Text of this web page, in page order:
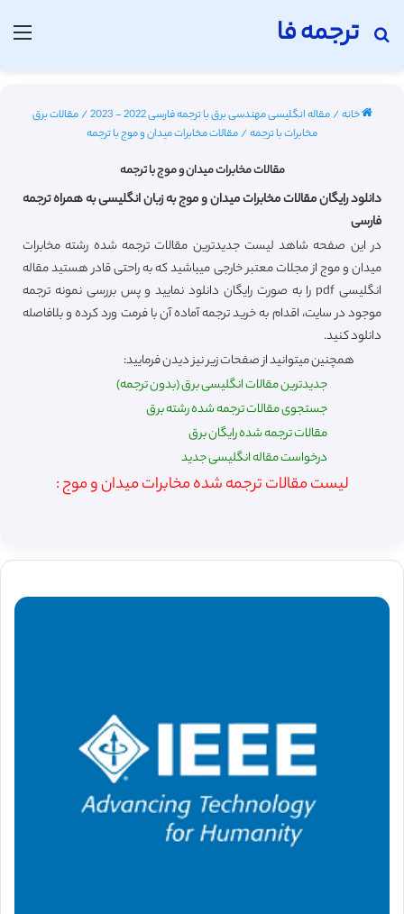
ترجمه فا
جستجو برای
خانه/مقاله انگلیسی مهندسی برق با ترجمه فارسی 2022 - 2023 /مقالات برق
مخابرات با ترجمه/مقالات مخابرات میدان و موج با ترجمه
مقالات مخابرات میدان و موج با ترجمه
دانلود رایگان مقالات مخابرات میدان و موج به زبان انگلیسی به همراه ترجمه
فارسی
در این صفحه شاهد لیست جدیدترین مقالات ترجمه شده رشته مخابرات
میدان و موج از مجلات معتبر خارجی میباشید که به راحتی قادر هستید مقاله
انگلیسی pdf را به صورت رایگان دانلود نمایید و پس بررسی نمونه ترجمه
موجود در سایت، اقدام به خرید ترجمه آماده آن با فرمت ورد کرده و بلافاصله
دانلود کنید.
همچنین میتوانید از صفحات زیر نیز دیدن فرمایید:
جدیدترین مقالات انگلیسی برق (بدون ترجمه)
جستجوی مقالات ترجمه شده رشته برق
مقالات ترجمه شده رایگان برق
درخواست مقاله انگلیسی جدید
لیست مقالات ترجمه شده مخابرات میدان و موج :